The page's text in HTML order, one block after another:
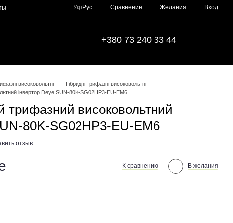
Укр Рус Сравнение Желания Вход
+380 73 240 33 44
високовольтні
Гібридні трифазні високовольтні
інвертор Deye SUN-80K-SG02HP3-EU-EM6
трифазний високовольтний
80K-SG02HP3-EU-EM6
отзыв
К сравнению В желания